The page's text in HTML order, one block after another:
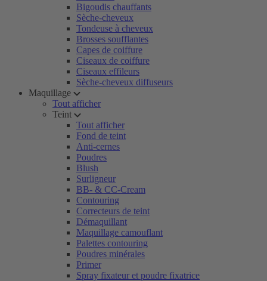
Bigoudis chauffants
Sèche-cheveux
Tondeuse à cheveux
Brosses soufflantes
Capes de coiffure
Ciseaux de coiffure
Ciseaux effileurs
Sèche-cheveux diffuseurs
Maquillage
Tout afficher
Teint
Tout afficher
Fond de teint
Anti-cernes
Poudres
Blush
Surligneur
BB- & CC-Cream
Contouring
Correcteurs de teint
Démaquillant
Maquillage camouflant
Palettes contouring
Poudres minérales
Primer
Spray fixateur et poudre fixatrice